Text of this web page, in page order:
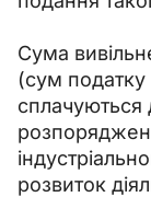
Сума
(сум
розвиток